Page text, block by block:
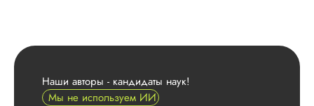
Наши авторы - кандидаты наук!
Мы не используем ИИ